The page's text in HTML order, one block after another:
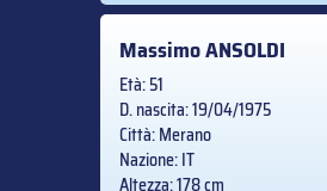
MassimoANSOLDI
Età: 51
D. nascita: 19/04/1975
Città: Merano
Nazione: IT
Altezza: 178 cm